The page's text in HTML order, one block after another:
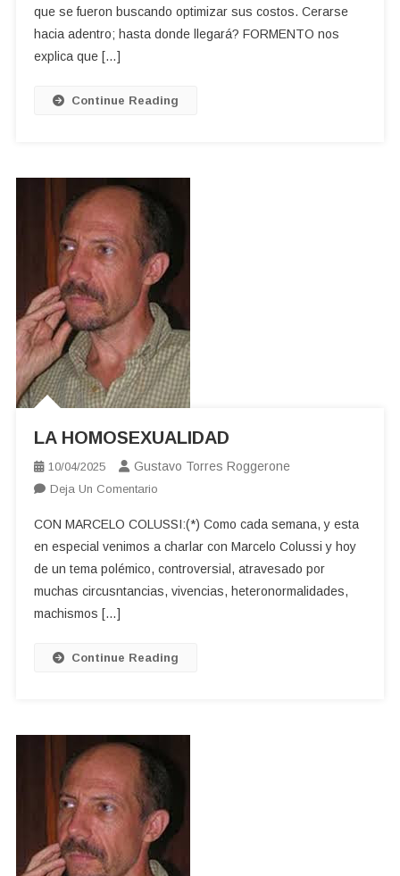
TODAS
LAS
que se fueron buscando optimizar sus costos. Cerarse
hacia adentro; hasta donde llegará? FORMENTO nos
explica que […]
Continue Reading
LA HOMOSEXUALIDAD
10/04/2025 Gustavo Torres Roggerone
Deja Un ComentarioEn
HOMOSEXUALIDAD
CON MARCELO COLUSSI:(*) Como cada semana, y esta
en especial venimos a charlar con Marcelo Colussi y hoy
de un tema polémico, controversial, atravesado por
muchas circusntancias, vivencias, heteronormalidades,
machismos […]
Continue Reading